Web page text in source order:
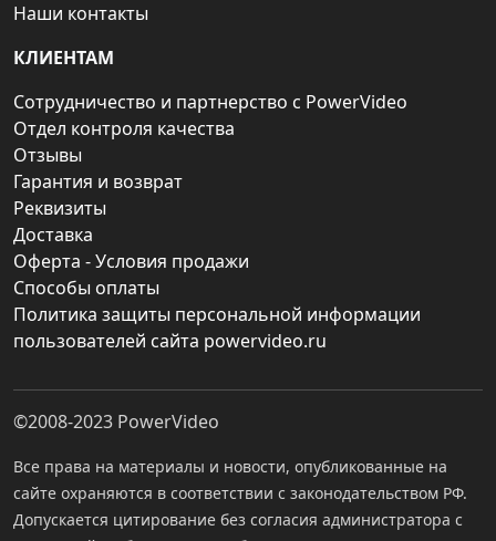
Наши контакты
КЛИЕНТАМ
Сотрудничество и партнерство с PowerVideo
Отдел контроля качества
Отзывы
Гарантия и возврат
Реквизиты
Доставка
Оферта - Условия продажи
Способы оплаты
Политика защиты персональной информации
пользователей сайта powervideo.ru
©2008-2023 PowerVideo
Все права на материалы и новости, опубликованные на
сайте охраняются в соответствии с законодательством РФ.
Допускается цитирование без согласия администратора с